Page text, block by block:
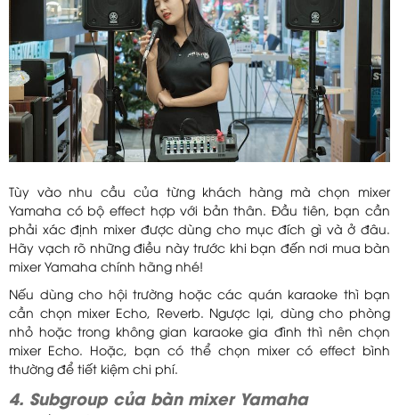
Tùy vào nhu cầu của từng khách hàng mà chọn mixer
Yamaha có bộ effect hợp với bản thân. Đầu tiên, bạn cần
phải xác định mixer được dùng cho mục đích gì và ở đâu.
Hãy vạch rõ những điều này trước khi bạn đến nơi mua bàn
mixer Yamaha chính hãng nhé!
Nếu dùng cho hội trường hoặc các quán karaoke thì bạn
cần chọn mixer Echo, Reverb. Ngược lại, dùng cho phòng
nhỏ hoặc trong không gian karaoke gia đình thì nên chọn
mixer Echo. Hoặc, bạn có thể chọn mixer có effect bình
thường để tiết kiệm chi phí.
4. Subgroup của bàn mixer Yamaha